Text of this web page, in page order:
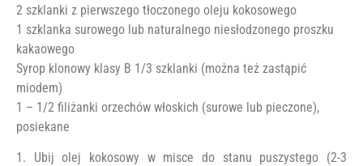
2 szklanki z pierwszego tłoczonego oleju kokosowego
1 szklanka surowego lub naturalnego niesłodzonego proszku
kakaowego
Syrop klonowy klasy B 1/3 szklanki (można też zastąpić
miodem)
1 – 1/2 filiżanki orzechów włoskich (surowe lub pieczone),
posiekane
1. Ubij olej kokosowy w misce do stanu puszystego (2-3